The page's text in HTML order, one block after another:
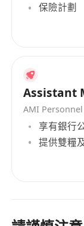
保險計劃
Assistant
AMI
享有銀行
提供雙糧